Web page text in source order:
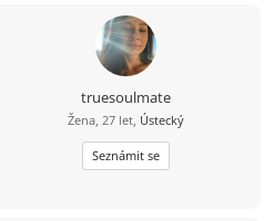
truesoulmate
Žena, 27 let, Ústecký
Seznámit se